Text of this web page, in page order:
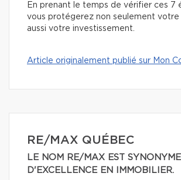
En prenant le temps de vérifier ces 7
vous protégerez non seulement votre
aussi votre investissement.
Article originalement publié sur Mon
RE/MAX QUÉBEC
LE NOM RE/MAX EST SYNONYME
D'EXCELLENCE EN IMMOBILIER.